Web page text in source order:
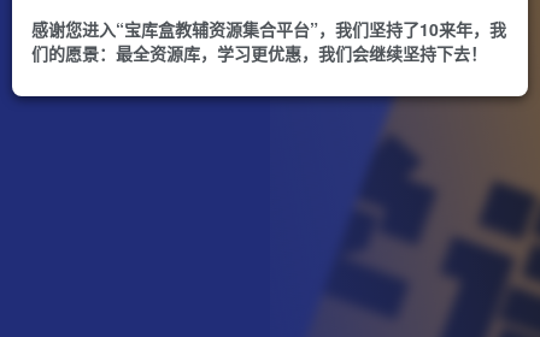
感谢您进入“宝库盒教辅资源集合平台”，我们坚持了10来年，我
们的愿景：最全资源库，学习更优惠，我们会继续坚持下去！